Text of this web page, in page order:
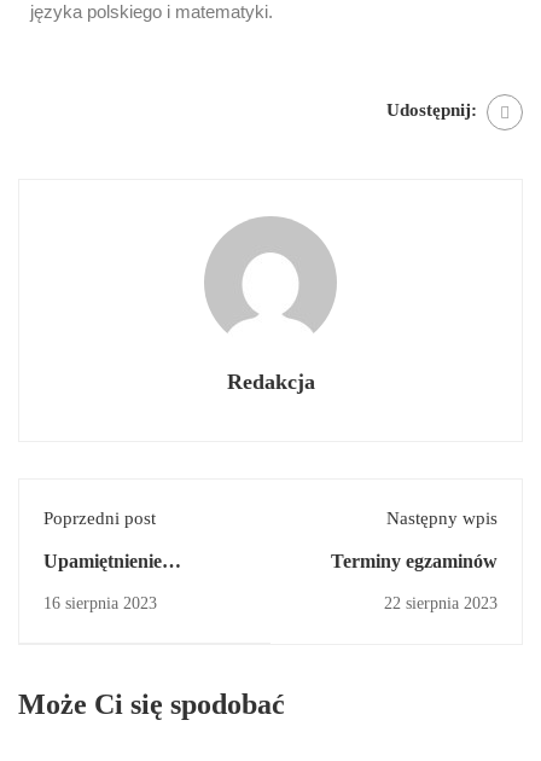
języka polskiego i matematyki.
Udostępnij:
Redakcja
Poprzedni post
Upamiętnienie
16 sierpnia 2023
Następny wpis
Terminy egzaminów
22 sierpnia 2023
Może Ci się spodobać